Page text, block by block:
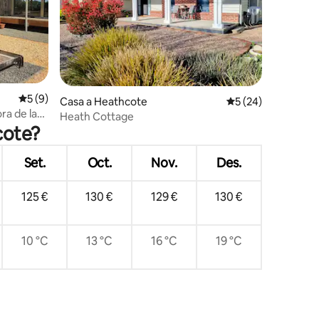
5 de puntuació mitjana d'un total de 5; 9 avaluacions
5 (9)
de la
de
Casa a Heathcote 5 de puntuació
5 (24)
Heath Cottage
Set. Oct. Nov. Des.
125 € 130 € 129 € 130 €
10 °C 13 °C 16 °C 19 °C